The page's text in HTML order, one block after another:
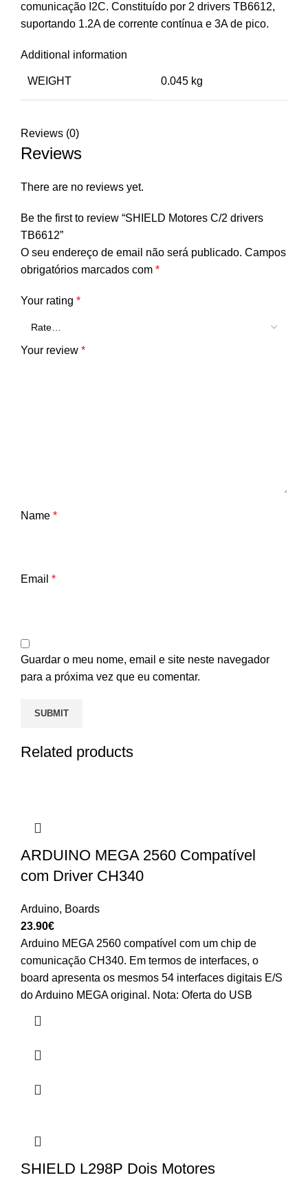
comunicação I2C. Constituído por 2 drivers TB6612,
suportando 1.2A de corrente contínua e 3A de pico.
Additional information
WEIGHT 0.045 kg
Reviews (0)
Reviews
There are no reviews yet.
Be the first to review “SHIELD Motores C/2 drivers
TB6612”
O seu endereço de email não será publicado. Campos
obrigatórios marcados com *
Your rating *
Your review *
Name *
Email *
Guardar o meu nome, email e site neste navegador
para a próxima vez que eu comentar.
Related products
ARDUINO MEGA 2560 Compatível
com Driver CH340
Arduino, Boards
23.90€
Arduino MEGA 2560 compatível com um chip de
comunicação CH340. Em termos de interfaces, o
board apresenta os mesmos 54 interfaces digitais E/S
do Arduino MEGA original. Nota: Oferta do USB
SHIELD L298P Dois Motores